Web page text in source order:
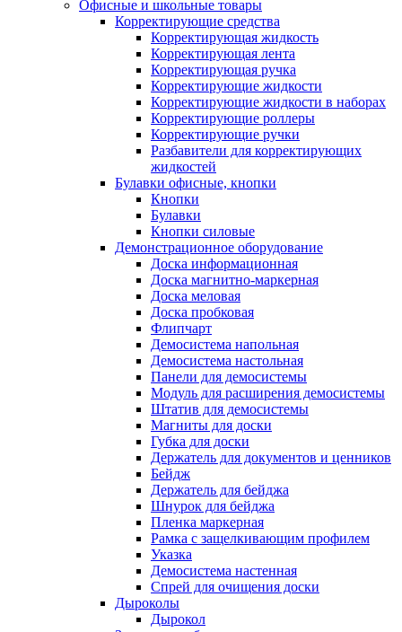
Офисные и школьные товары
Корректирующие средства
Корректирующая жидкость
Корректирующая лента
Корректирующая ручка
Корректирующие жидкости
Корректирующие жидкости в наборах
Корректирующие роллеры
Корректирующие ручки
Разбавители для корректирующих
жидкостей
Булавки офисные, кнопки
Кнопки
Булавки
Кнопки силовые
Демонстрационное оборудование
Доска информационная
Доска магнитно-маркерная
Доска меловая
Доска пробковая
Флипчарт
Демосистема напольная
Демосистема настольная
Панели для демосистемы
Модуль для расширения демосистемы
Штатив для демосистемы
Магниты для доски
Губка для доски
Держатель для документов и ценников
Бейдж
Держатель для бейджа
Шнурок для бейджа
Пленка маркерная
Рамка с защелкивающим профилем
Указка
Демосистема настенная
Спрей для очищения доски
Дыроколы
Дырокол